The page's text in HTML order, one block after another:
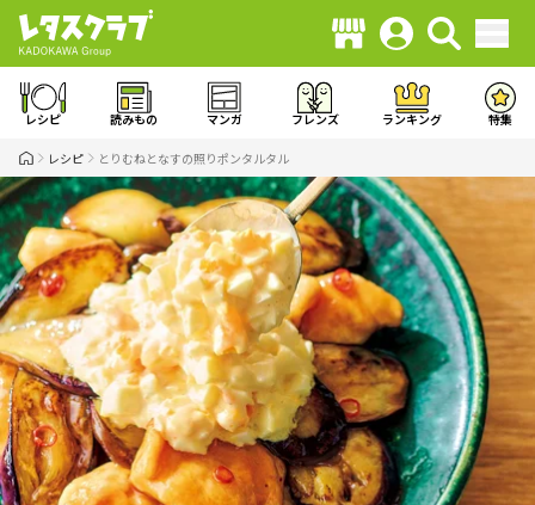
レシピ 読みもの マンガ フレンズ ランキング 特集
レシピ とりむねとなすの照りポンタルタル